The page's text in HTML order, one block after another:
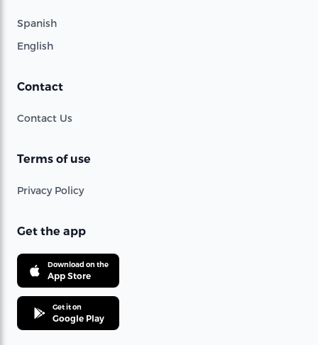
Spanish
English
Contact
Contact Us
Terms of use
Privacy Policy
Get the app
Download on the
App Store
Get it on
Google Play